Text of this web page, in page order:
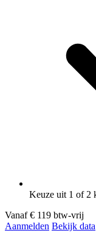
Keuze uit 1 of 2
Vanaf € 119 btw-vrij
Aanmelden Bekijk data